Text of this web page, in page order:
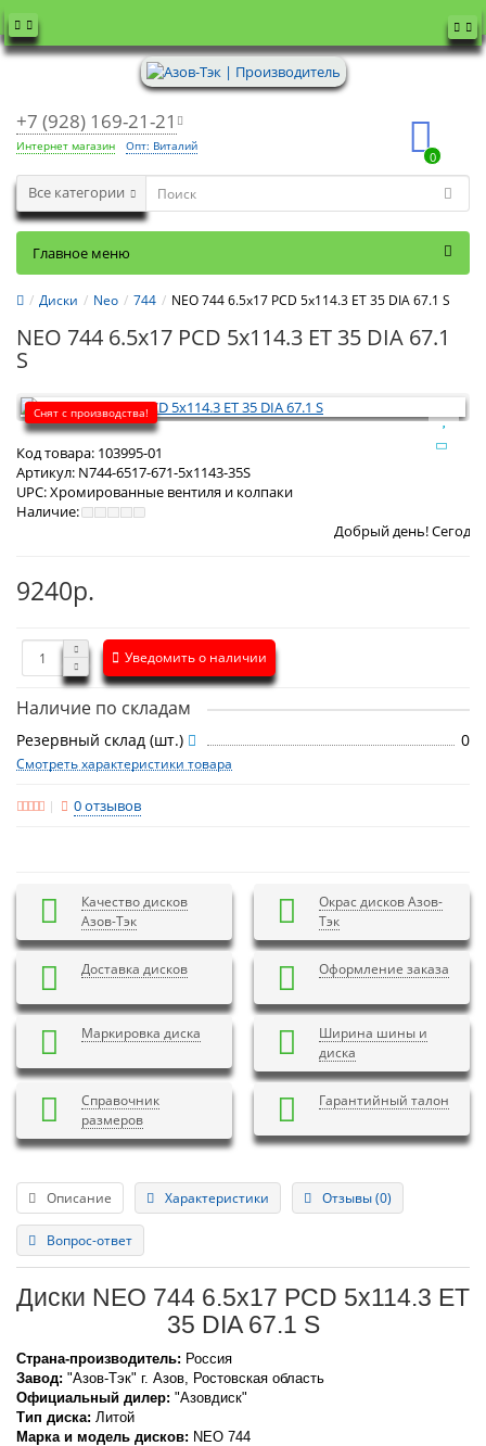
+7 (928) 169-21-21
Интернет магазин Опт: Виталий
0
Все категории
Главное меню
Диски Neo 744 NEO 744 6.5x17 PCD 5x114.3 ET 35 DIA 67.1 S
NEO 744 6.5x17 PCD 5x114.3 ET 35 DIA 67.1
S
Снят с производства!
Код товара: 103995-01
Артикул: N744-6517-671-5x1143-35S
UPC:Хромированные вентиля и колпаки
Наличие:
Добрый день! СегодняСуббота 8
9240р.
Уведомить о наличии
Наличие по складам
Резервный склад (шт.) 0
Смотреть характеристики товара
0 отзывов
Качество дисков
Азов-Тэк
Окрас дисков Азов-
Тэк
Доставка дисков Оформление заказа
Маркировка диска
Ширина шины и
диска
Справочник
размеров
Гарантийный талон
Описание Характеристики Отзывы (0)
Вопрос-ответ
Диски NEO 744 6.5x17 PCD 5x114.3 ET
35 DIA 67.1 S
Страна-производитель: Россия
Завод: "Азов-Тэк" г. Азов, Ростовская область
Официальный дилер: "Азовдиск"
Тип диска: Литой
Марка и модель дисков: NEO 744